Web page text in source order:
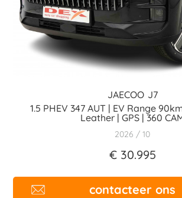
JAECOO J7
1.5 PHEV 347 AUT | EV Range
Leather | GPS | 360
2026 10
€ 30.995
contacteer ons